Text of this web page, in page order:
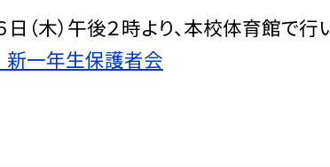
日（木）午後２時より、本校体育館で
一年生保護者会